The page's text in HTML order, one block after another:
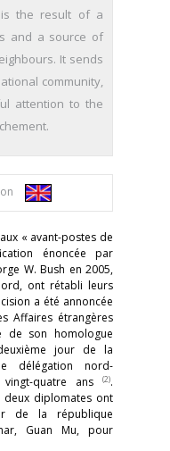
is the result of a
and a source of
It sends
community,
attention to the
« avant-postes de
énoncée par
W. Bush en 2005,
ont rétabli leurs
a été annoncée
Affaires étrangères
de son homologue
jour de la
délégation nord-
quatre ans
(2).
deux diplomates ont
de la république
Guan Mu, pour